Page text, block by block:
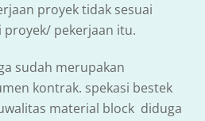
proyek tidak sesuai
pekerjaan itu.
sudah merupakan
kontrak. spekasi bestek
material block diduga